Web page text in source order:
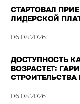
СТАРТОВАЛ
ЛИДЕРСКОЙ
06.08.2026
ДОСТУПНОСТЬ
ВОЗРАСТЕТ:
06.08.2026